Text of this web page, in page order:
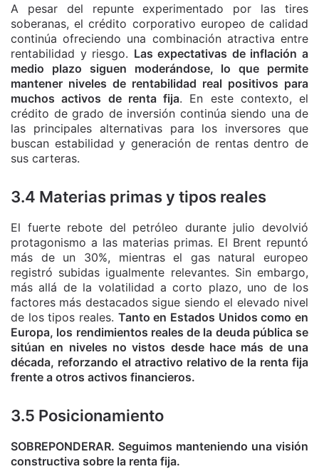
A pesar del repunte experimentado por las tires
soberanas, el crédito corporativo europeo de calidad
continúa ofreciendo una combinación atractiva entre
rentabilidad y riesgo. Las expectativas de inflación a
medio plazo siguen moderándose, lo que permite
mantener niveles de rentabilidad real positivos para
muchos activos de renta fija. En este contexto, el
crédito de grado de inversión continúa siendo una de
las principales alternativas para los inversores que
buscan estabilidad y generación de rentas dentro de
sus carteras.
3.4 Materias primas y tipos reales
El fuerte rebote del petróleo durante julio devolvió
protagonismo a las materias primas. El Brent repuntó
más de un 30%, mientras el gas natural europeo
registró subidas igualmente relevantes. Sin embargo,
más allá de la volatilidad a corto plazo, uno de los
factores más destacados sigue siendo el elevado nivel
de los tipos reales. Tanto en Estados Unidos como en
Europa, los rendimientos reales de la deuda pública se
sitúan en niveles no vistos desde hace más de una
década, reforzando el atractivo relativo de la renta fija
frente a otros activos financieros.
3.5 Posicionamiento
SOBREPONDERAR. Seguimos manteniendo una visión
constructiva sobre la renta fija.